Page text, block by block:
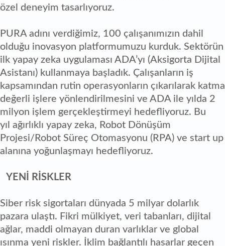
özel deneyim tasarlıyoruz.
PURA adını verdiğimiz, 100 çalışanımızın dahil
olduğu inovasyon platformumuzu kurduk. Sektörün
ilk yapay zeka uygulaması ADA’yı (Aksigorta Dijital
Asistanı) kullanmaya başladık. Çalışanların iş
kapsamından rutin operasyonların çıkarılarak katma
değerli işlere yönlendirilmesini ve ADA ile yılda 2
milyon işlem gerçekleştirmeyi hedefliyoruz. Bu
yıl ağırlıklı yapay zeka, Robot Dönüşüm
Projesi/Robot Süreç Otomasyonu (RPA) ve start up
alanına yoğunlaşmayı hedefliyoruz.
YENİ RİSKLER
Siber risk sigortaları dünyada 5 milyar dolarlık
pazara ulaştı. Fikri mülkiyet, veri tabanları, dijital
ağlar, maddi olmayan duran varlıklar ve global
ısınma yeni riskler. İklim bağlantılı hasarlar geçen